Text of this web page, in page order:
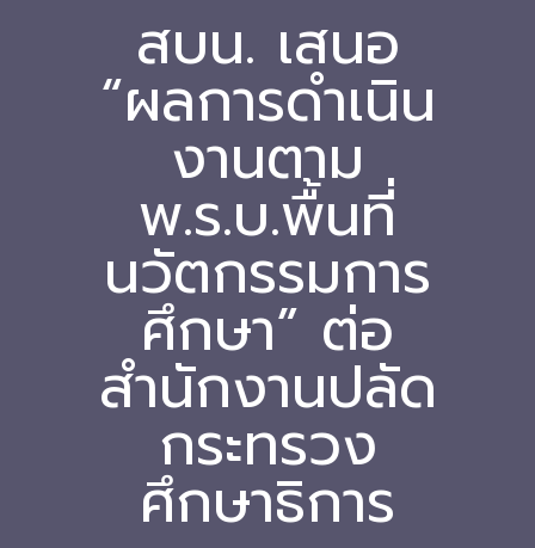
-- มาตรฐานข้อมูลและมาตรฐานการแลกเปลี่ยนข้อมูล
-- สถานศึกษานำร่อง
-- EdusandboxGM
-- วีดิทัศน์นำเสนอสถานศึกษานำร่อง
-- ปฏิทินการขับเคลื่อนพื้นที่นวัตกรรมการศึกษา
Download
-- หนังสือและเอกสาร
-- กฎหมาย
---- เจตนารมณ์ของ พ.ร.บ.
---- พ.ร.บ. และอนุบัญญัติ
สบน. เสนอ
“ผลการดำเนิน
งานตาม
พ.ร.บ.พื้นที่
นวัตกรรมการ
ศึกษา” ต่อ
สำนักงานปลัด
กระทรวง
ศึกษาธิการ